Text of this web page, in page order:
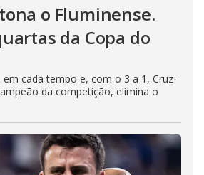
o Fluminense.
da Copa do
cada tempo e, com o 3 a 1, Cruz-
da competição, elimina o